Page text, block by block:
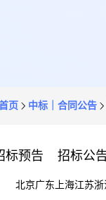
页 中标｜合同公告
标预告 招标公
北京广东 上海江苏浙